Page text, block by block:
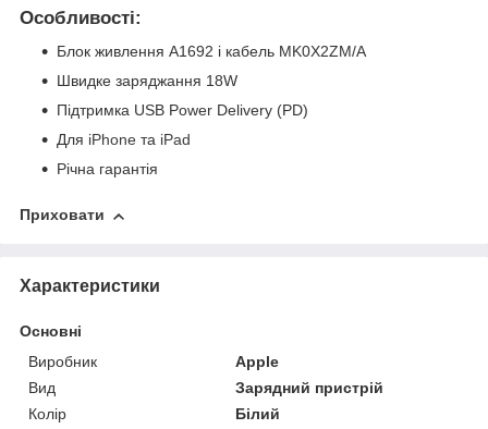
Особливості:
Блок живлення A1692 і кабель MK0X2ZM/A
Швидке заряджання 18W
Підтримка USB Power Delivery (PD)
Для iPhone та iPad
Річна гарантія
Приховати
Характеристики
Основні
Виробник
Apple
Вид
Зарядний пристрій
Колір
Білий